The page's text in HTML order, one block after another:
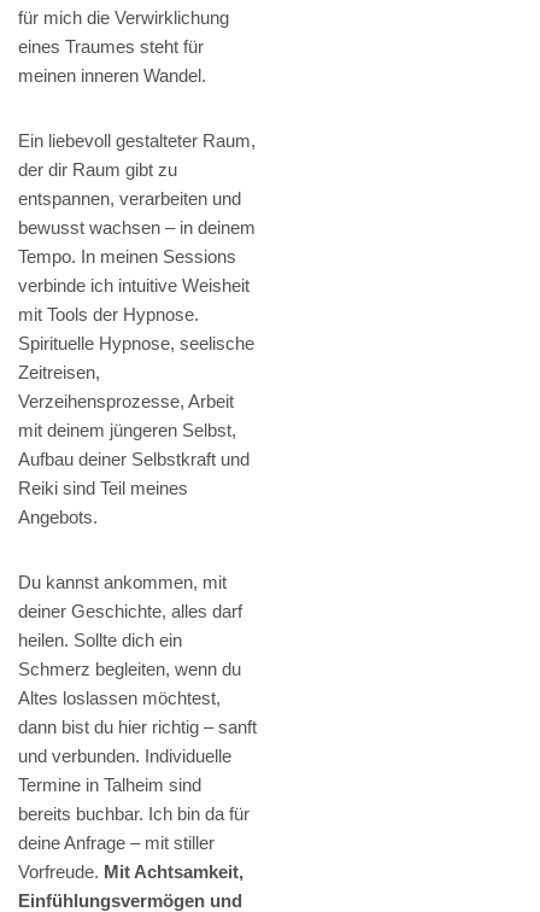
für mich die Verwirklichung
eines Traumes steht für
meinen inneren Wandel.
Ein liebevoll gestalteter Raum,
der dir Raum gibt zu
entspannen, verarbeiten und
bewusst wachsen – in deinem
Tempo. In meinen Sessions
verbinde ich intuitive Weisheit
mit Tools der Hypnose.
Spirituelle Hypnose, seelische
Zeitreisen,
Verzeihensprozesse, Arbeit
mit deinem jüngeren Selbst,
Aufbau deiner Selbstkraft und
Reiki sind Teil meines
Angebots.
Du kannst ankommen, mit
deiner Geschichte, alles darf
heilen. Sollte dich ein
Schmerz begleiten, wenn du
Altes loslassen möchtest,
dann bist du hier richtig – sanft
und verbunden. Individuelle
Termine in Talheim sind
bereits buchbar. Ich bin da für
deine Anfrage – mit stiller
Vorfreude. Mit Achtsamkeit,
Einfühlungsvermögen und